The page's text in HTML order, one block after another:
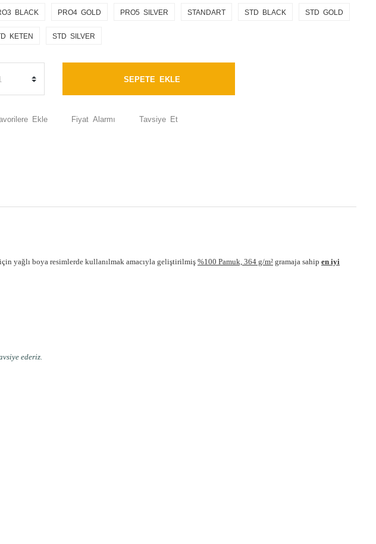
BLACK PRO4 GOLD PRO5 SILVER STANDART STD BLACK STD GOLD
KETEN STD SILVER
SEPETE EKLE
Fiyat Alarmı Tavsiye Et
yağlı boya resimlerde kullanılmak amacıyla geliştirilmiş %100 Pamuk, 364 g/m² gramaja sahip en iyi
ederiz.